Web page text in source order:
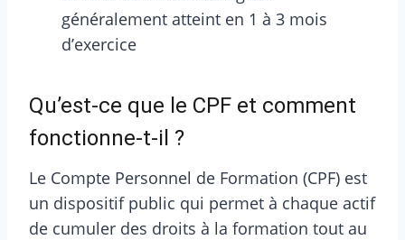
généralement atteint en 1 à 3 mois
d’exercice
Qu’est-ce que le CPF et comment
fonctionne-t-il ?
Le Compte Personnel de Formation (CPF) est
un dispositif public qui permet à chaque actif
de cumuler des droits à la formation tout au